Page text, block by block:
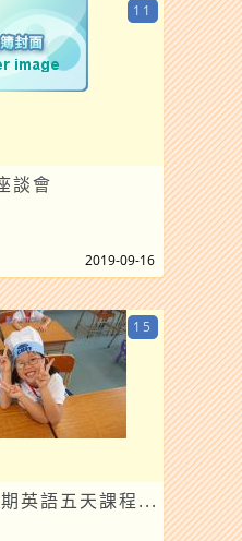
談會
11
2019-09-16
英語五天課程...
15